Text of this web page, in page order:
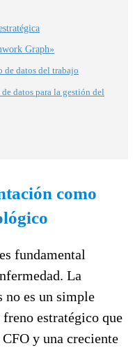
Graph»
de datos del trabajo
datos para la gestión del
como
fundamental
La
no es un simple
estratégico que
y una creciente